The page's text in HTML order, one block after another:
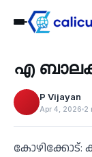
‹
Recent
എ
P Vijayan
Apr 4, 2026 2
കോഴിക്കോട്: